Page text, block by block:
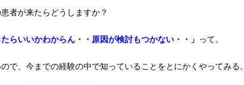
者が来たらどうしますか？
らいいかわからん・・原因が検討もつかない・・」 って。
で、今までの経験の中で知っていることをとにかくやってみる。